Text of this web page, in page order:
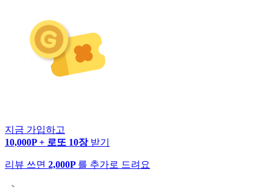
지금 가입하고
10,000P + 로또 10장 받기
리뷰 쓰면 2,000P 를 추가로 드려요